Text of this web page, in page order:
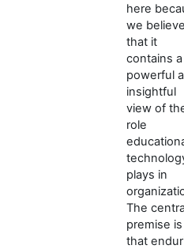
here
we
that it
contains a
powerful
insightful
view of
role
plays in
The
premise is
that